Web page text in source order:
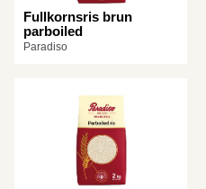
Fullkornsris brun
parboiled
Paradiso